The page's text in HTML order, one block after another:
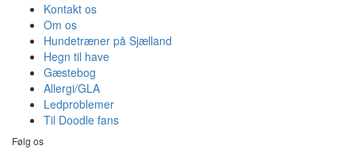
Kontakt os
Om os
Hundetræner på Sjælland
Hegn til have
Gæstebog
Allergi/GLA
Ledproblemer
Til Doodle fans
Følg os